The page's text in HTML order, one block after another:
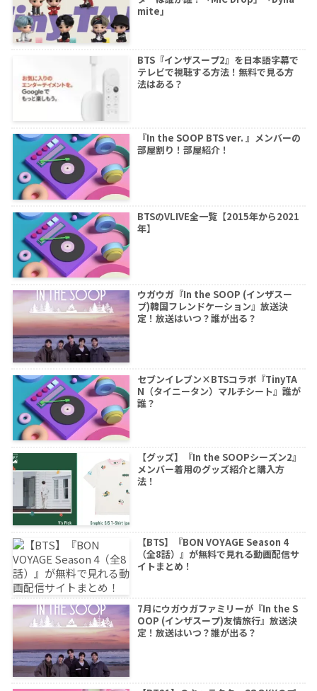
mite」
BTS『インザスープ2』を日本語字幕で
テレビで視聴する方法！無料で見る方
法はある？
『In the SOOP BTS ver. 』メンバーの
部屋割り！部屋紹介！
BTSのVLIVE全一覧【2015年から2021
年】
ウガウガ『In the SOOP (インザスー
プ)韓国フレンドケーション』放送決
定！放送はいつ？誰が出る？
セブンイレブン×BTSコラボ『TinyTA
N（タイニータン）マルチシート』誰が
誰？
【グッズ】『In the SOOPシーズン2』
メンバー着用のグッズ紹介と購入方
法！
【BTS】『BON VOYAGE Season 4
（全8話）』が無料で見れる動画配信サ
イトまとめ！
7月にウガウガファミリーが『In the S
OOP (インザスープ)友情旅行』放送決
定！放送はいつ？誰が出る？